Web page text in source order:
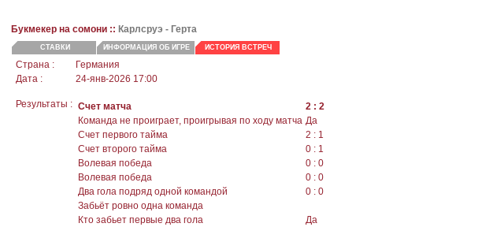
Букмекер на сомони :: Карлсруэ - Герта
СТАВКИ ИНФОРМАЦИЯ ОБ ИГРЕ ИСТОРИЯ ВСТРЕЧ
Страна :
Германия
Дата :
24-янв-2026 17:00
Результаты : Счет матча
2 : 2
Команда не проиграет, проигрывая по ходу матча Да
Счет первого тайма
2 : 1
Счет второго тайма
0 : 1
Волевая победа
0 : 0
Волевая победа
0 : 0
Два гола подряд одной командой
0 : 0
Забьёт ровно одна команда
Кто забьет первые два гола
Да